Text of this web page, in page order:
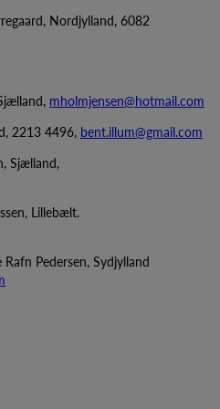
Nordjylland, 6082
mholmjensen@hotmail.com
2213 4496, bent.illum@gmail.com
Sjælland,
Lillebælt.
Rafn Pedersen, Sydjylland